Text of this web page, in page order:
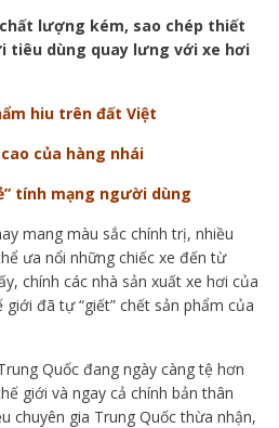
lượng kém, sao chép thiết
tiêu dùng quay lưng với xe hơi
hiu trên đất Việt
của hàng nhái
tính mạng người dùng
mang màu sắc chính trị, nhiều
ưa nổi những chiếc xe đến từ
chính các nhà sản xuất xe hơi của
đã tự “giết” chết sản phẩm của
Quốc đang ngày càng tệ hơn
giới và ngay cả chính bản thân
chuyên gia Trung Quốc thừa nhận,